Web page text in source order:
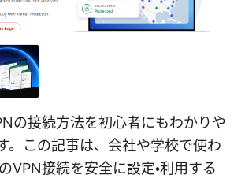
の接続方法を初心者にもわかりや
。この記事は、会社や学校で使わ
VPN接続を安全に設定・利用する